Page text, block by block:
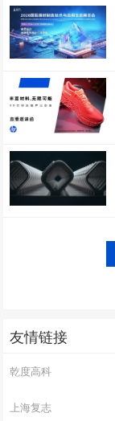
友情链接
乾度高科
上海复志